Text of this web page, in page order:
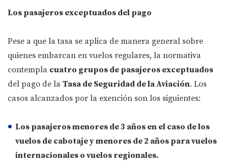
Los pasajeros exceptuados del pago
Pese a que la tasa se aplica de manera general sobre
quienes embarcan en vuelos regulares, la normativa
contempla cuatro grupos de pasajeros exceptuados
del pago de la Tasa de Seguridad de la Aviación. Los
casos alcanzados por la exención son los siguientes:
Los pasajeros menores de 3 años en el caso de los
vuelos de cabotajeymenores de 2 años paravuelos
internacionales o vuelos regionales.